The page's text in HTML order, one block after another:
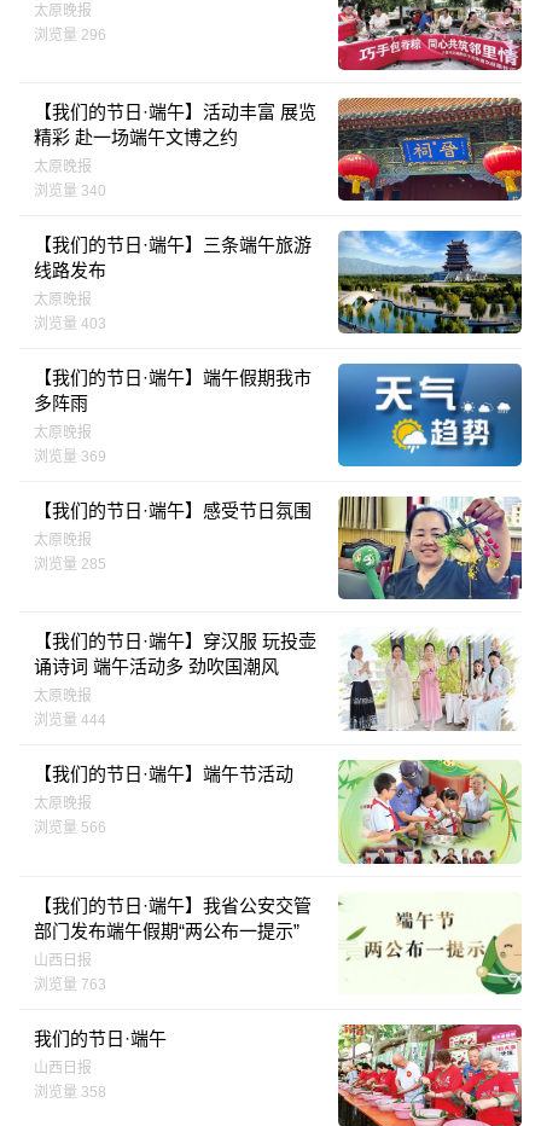
太原晚报
浏览量 296
【我们的节日·端午】活动丰富 展览
精彩 赴一场端午文博之约
太原晚报
浏览量 340
【我们的节日·端午】三条端午旅游
线路发布
太原晚报
浏览量 403
【我们的节日·端午】端午假期我市
多阵雨
太原晚报
浏览量 369
【我们的节日·端午】感受节日氛围
太原晚报
浏览量 285
【我们的节日·端午】穿汉服 玩投壶
诵诗词 端午活动多 劲吹国潮风
太原晚报
浏览量 444
【我们的节日·端午】端午节活动
太原晚报
浏览量 566
【我们的节日·端午】我省公安交管
部门发布端午假期“两公布一提示”
山西日报
浏览量 763
我们的节日·端午
山西日报
浏览量 358